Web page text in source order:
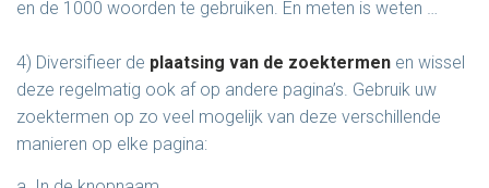
en de 1000 woorden te gebruiken. En meten is weten …
4) Diversifieer de plaatsing van de zoektermen en wissel
deze regelmatig ook af op andere pagina’s. Gebruik uw
zoektermen op zo veel mogelijk van deze verschillende
manieren op elke pagina: